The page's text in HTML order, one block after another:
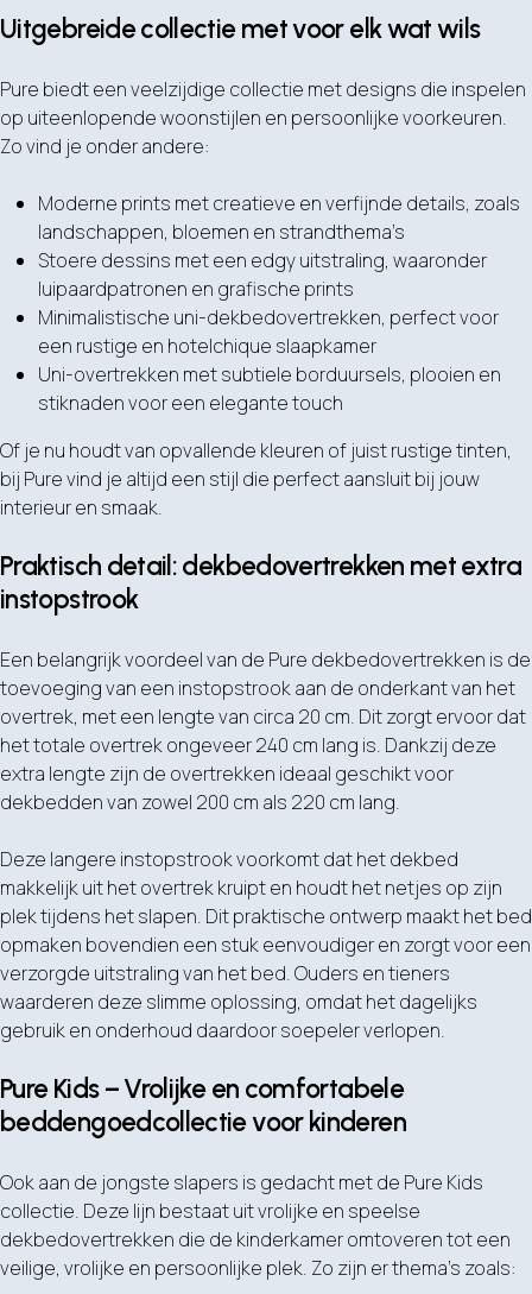
Uitgebreide collectie met voor elk wat wils
Pure biedt een veelzijdige collectie met designs die inspelen
op uiteenlopende woonstijlen en persoonlijke voorkeuren.
Zo vind je onder andere:
Moderne prints met creatieve en verfijnde details, zoals
landschappen, bloemen en strandthema’s
Stoere dessins met een edgy uitstraling, waaronder
luipaardpatronen en grafische prints
Minimalistische uni-dekbedovertrekken, perfect voor
een rustige en hotelchique slaapkamer
Uni-overtrekken met subtiele borduursels, plooien en
stiknaden voor een elegante touch
Of je nu houdt van opvallende kleuren of juist rustige tinten,
bij Pure vind je altijd een stijl die perfect aansluit bij jouw
interieur en smaak.
Praktisch detail: dekbedovertrekken met extra
instopstrook
Een belangrijk voordeel van de Pure dekbedovertrekken is de
toevoeging van een instopstrook aan de onderkant van het
overtrek, met een lengte van circa 20 cm. Dit zorgt ervoor dat
het totale overtrek ongeveer 240 cm lang is. Dankzij deze
extra lengte zijn de overtrekken ideaal geschikt voor
dekbedden van zowel 200 cm als 220 cm lang.
Deze langere instopstrook voorkomt dat het dekbed
makkelijk uit het overtrek kruipt en houdt het netjes op zijn
plek tijdens het slapen. Dit praktische ontwerp maakt het bed
opmaken bovendien een stuk eenvoudiger en zorgt voor een
verzorgde uitstraling van het bed. Ouders en tieners
waarderen deze slimme oplossing, omdat het dagelijks
gebruik en onderhoud daardoor soepeler verlopen.
Pure Kids – Vrolijke en comfortabele
beddengoedcollectie voor kinderen
Ook aan de jongste slapers is gedacht met de Pure Kids
collectie. Deze lijn bestaat uit vrolijke en speelse
dekbedovertrekken die de kinderkamer omtoveren tot een
veilige, vrolijke en persoonlijke plek. Zo zijn er thema’s zoals: